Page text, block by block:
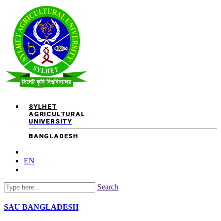
SYLHET
AGRICULTURAL
UNIVERSITY
BANGLADESH
EN
Search
SAU BANGLADESH